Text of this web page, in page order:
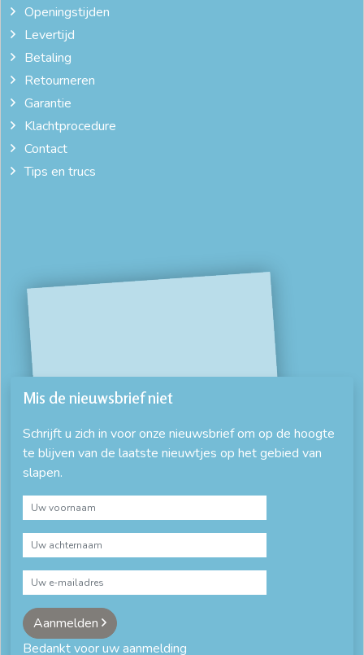
Openingstijden
Levertijd
Betaling
Retourneren
Garantie
Klachtprocedure
Contact
Tips en trucs
Mis de nieuwsbrief niet
Schrijft u zich in voor onze nieuwsbrief om op de hoogte
te blijven van de laatste nieuwtjes op het gebied van
slapen.
Aanmelden
Bedankt voor uw aanmelding